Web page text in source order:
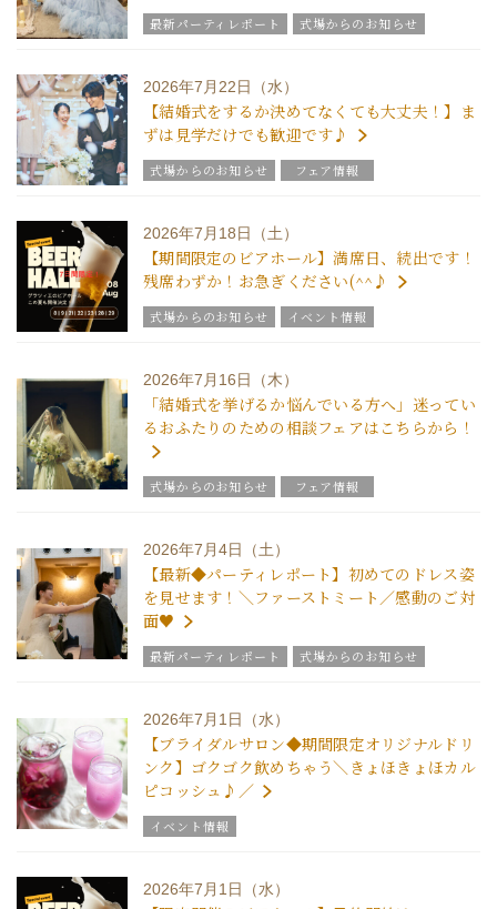
最新パーティレポート 式場からのお知らせ
2026年7月22日（水）
【結婚式をするか決めてなくても大丈夫！】ま
ずは見学だけでも歓迎です♪
式場からのお知らせ フェア情報
2026年7月18日（土）
【期間限定のビアホール】満席日、続出です！
残席わずか！お急ぎください(^^♪
式場からのお知らせ イベント情報
2026年7月16日（木）
「結婚式を挙げるか悩んでいる方へ」迷ってい
るおふたりのための相談フェアはこちらから！
式場からのお知らせ フェア情報
2026年7月4日（土）
【最新◆パーティレポート】初めてのドレス姿
を見せます！＼ファーストミート／感動のご対
面♥
最新パーティレポート 式場からのお知らせ
2026年7月1日（水）
【ブライダルサロン◆期間限定オリジナルドリ
ンク】ゴクゴク飲めちゃう＼きょほきょほカル
ピコッシュ♪／
イベント情報
2026年7月1日（水）